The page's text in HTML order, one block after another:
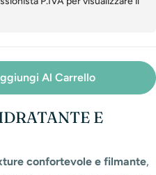
Skin Routine -
Per Skin Routine -
Al Carrello
E
confortevole e filmante,